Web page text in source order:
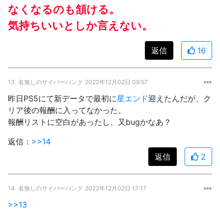
なくなるのも頷ける。
気持ちいいとしか言えない。
返信 16
13. 名無しのサイバーパンク 2022年12月02日 09:57
昨日PS5にて新データで最初に星エンド迎えたんだが、ク
リア後の報酬に入ってなかった。
報酬リストに空白があったし、又bugかなあ？
返信： >>14
返信
2
14. 名無しのサイバーパンク 2022年12月02日 17:17
>>13